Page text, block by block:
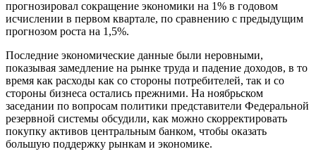
прогнозировал сокращение экономики на 1% в годовом
исчислении в первом квартале, по сравнению с предыдущим
прогнозом роста на 1,5%.
Последние экономические данные были неровными,
показывая замедление на рынке труда и падение доходов, в то
время как расходы как со стороны потребителей, так и со
стороны бизнеса остались прежними. На ноябрьском
заседании по вопросам политики представители Федеральной
резервной системы обсудили, как можно скорректировать
покупку активов центральным банком, чтобы оказать
большую поддержку рынкам и экономике.